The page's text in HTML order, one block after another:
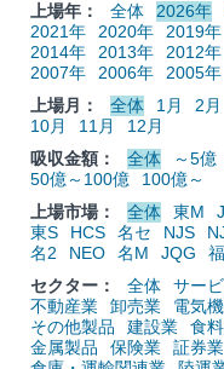
上場年：
全体 2026年
2021年
2020年 2019年
2014年
2013年 2012年
2007年
2006年 2005年
上場月：
全体 1月 2月
10月
11月
12月
吸収金額：
全体 ～5億
50億～100億
100億～
上場市場：
全体 東M
東S
HCS 名セ NJS
名2
NEO 名M JQG
セクター：
全体 サー
不動産業
卸売業 電気
その他製品
建設業 食
金属製品
保険業 証券業